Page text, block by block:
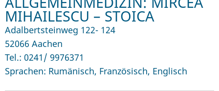
MIHAILESCU – STOICA
Adalbertsteinweg 122- 124
52066 Aachen
Tel.: 0241/ 9976371
Sprachen: Rumänisch, Französisch, Englisch